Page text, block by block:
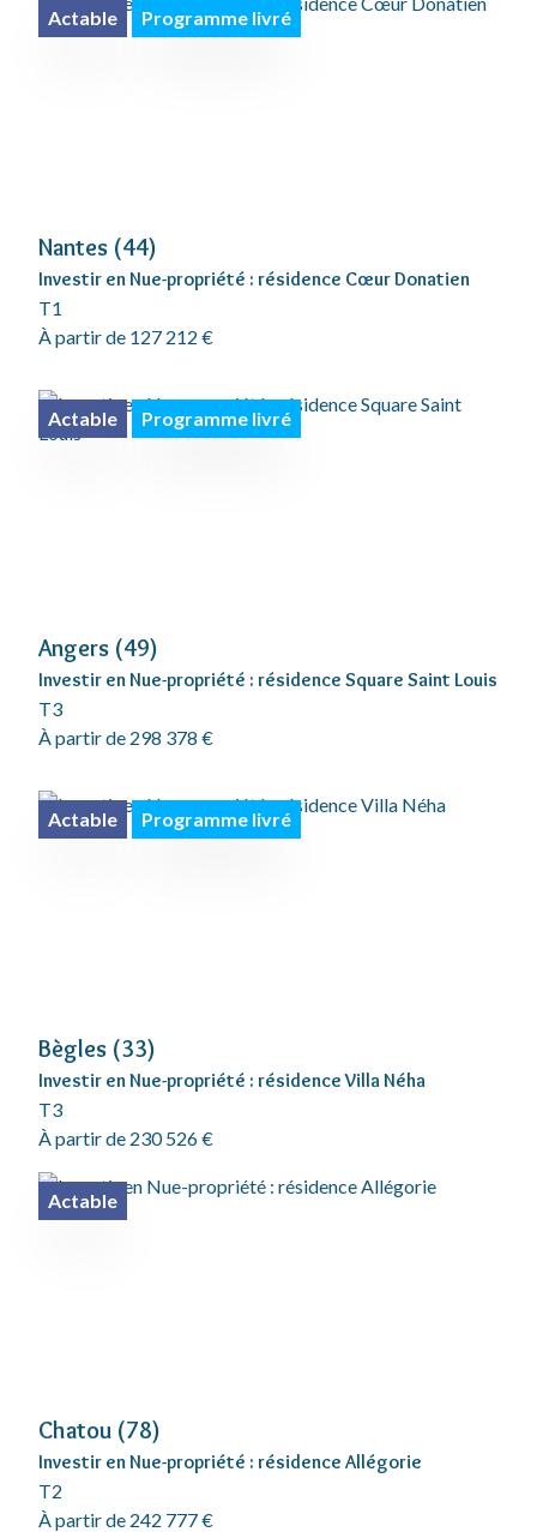
Actable Programme livré
Nantes (44)
Investir en Nue-propriété : résidence Cœur Donatien
T1
À partir de 127 212 €
Actable Programme livré
Angers (49)
Investir en Nue-propriété : résidence Square Saint Louis
T3
À partir de 298 378 €
Actable Programme livré
Bègles (33)
Investir en Nue-propriété : résidence Villa Néha
T3
À partir de 230 526 €
Actable
Chatou (78)
Investir en Nue-propriété : résidence Allégorie
T2
À partir de 242 777 €